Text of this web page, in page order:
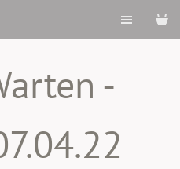
-